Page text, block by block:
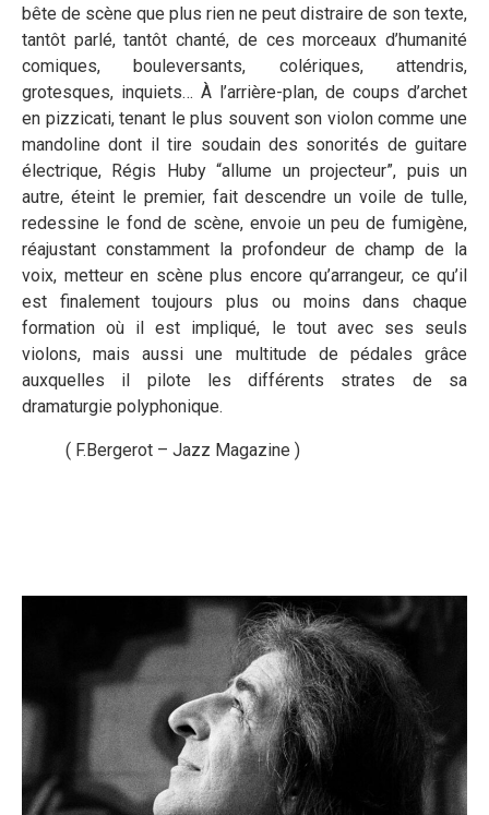
bête de scène que plus rien ne peut distraire de son texte,
tantôt parlé, tantôt chanté, de ces morceaux d’humanité
comiques, bouleversants, colériques, attendris,
grotesques, inquiets… À l’arrière-plan, de coups d’archet
en pizzicati, tenant le plus souvent son violon comme une
mandoline dont il tire soudain des sonorités de guitare
électrique, Régis Huby “allume un projecteur”, puis un
autre, éteint le premier, fait descendre un voile de tulle,
redessine le fond de scène, envoie un peu de fumigène,
réajustant constamment la profondeur de champ de la
voix, metteur en scène plus encore qu’arrangeur, ce qu’il
est finalement toujours plus ou moins dans chaque
formation où il est impliqué, le tout avec ses seuls
violons, mais aussi une multitude de pédales grâce
auxquelles il pilote les différents strates de sa
dramaturgie polyphonique.
( F.Bergerot – Jazz Magazine )